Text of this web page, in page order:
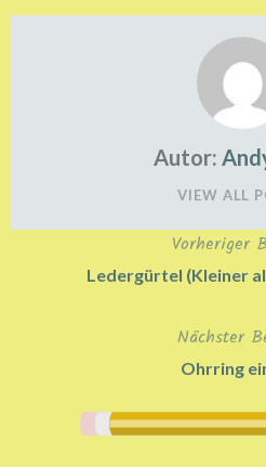
Autor:
VIEW ALL
Beitragsnavigation
Vorheriger
Ledergürtel (Kleiner
Nächster
Ohrring